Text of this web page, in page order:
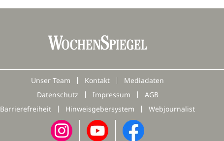
Unser Team Kontakt
Mediadaten
Datenschutz
Impressum
AGB
Barrierefreiheit
Hinweisgebersystem Webjournalist